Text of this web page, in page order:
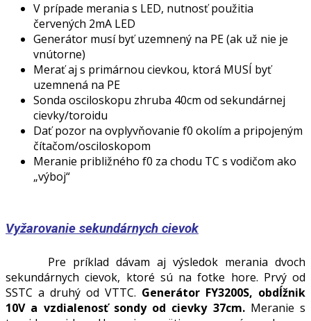
V prípade merania s LED, nutnosť použitia
červených 2mA LED
Generátor musí byť uzemnený na PE (ak už nie je
vnútorne)
Merať aj s primárnou cievkou, ktorá MUSÍ byť
uzemnená na PE
Sonda osciloskopu zhruba 40cm od sekundárnej
cievky/toroidu
Dať pozor na ovplyvňovanie f0 okolím a pripojeným
čítačom/osciloskopom
Meranie približného f0 za chodu TC s vodičom ako
„výboj“
Vyžarovanie sekundárnych cievok
Pre príklad dávam aj výsledok merania dvoch
sekundárnych cievok, ktoré sú na fotke hore. Prvý od
SSTC a druhý od VTTC. Generátor FY3200S, obdĺžnik
10V a vzdialenosť sondy od cievky 37cm.Meranie s